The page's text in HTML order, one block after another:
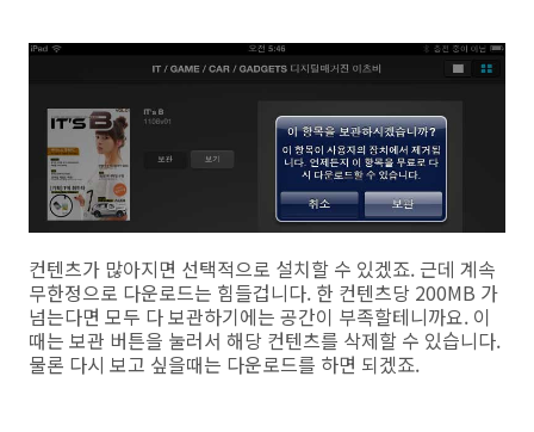
컨텐츠가 많아지면 선택적으로 설치할 수 있겠죠. 근데 계속
무한정으로 다운로드는 힘들겁니다. 한 컨텐츠당 200MB 가
넘는다면 모두 다 보관하기에는 공간이 부족할테니까요. 이
때는 보관 버튼을 눌러서 해당 컨텐츠를 삭제할 수 있습니다.
물론 다시 보고 싶을때는 다운로드를 하면 되겠죠.